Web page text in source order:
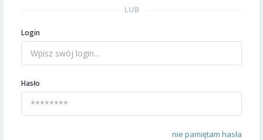
LUB
Login
Hasło
nie pamiętam hasła